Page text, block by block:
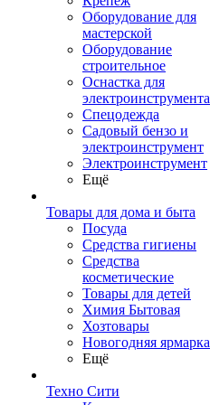
Оборудование для
мастерской
Оборудование
строительное
Оснастка для
электроинструмента
Спецодежда
Садовый бензо и
электроинструмент
Электроинструмент
Ещё
Товары для дома и быта
Посуда
Средства гигиены
Средства
косметические
Товары для детей
Химия Бытовая
Хозтовары
Новогодняя ярмарка
Ещё
Техно Сити